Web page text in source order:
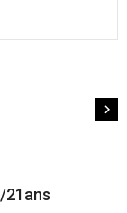

21ans